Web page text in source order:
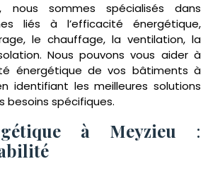
nous sommes spécialisés dans
liés à l’efficacité énergétique,
le chauffage, la ventilation, la
Nous pouvons vous aider à
énergétique de vos bâtiments à
identifiant les meilleures solutions
besoins spécifiques.
à Meyzieu :